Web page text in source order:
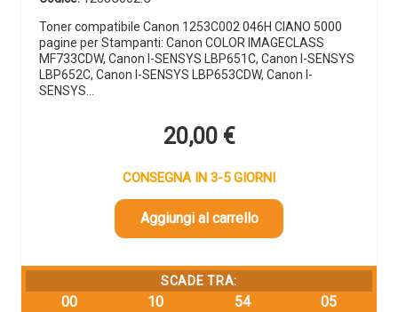
Toner compatibile Canon 1253C002 046H CIANO 5000
pagine per Stampanti: Canon COLOR IMAGECLASS
MF733CDW, Canon I-SENSYS LBP651C, Canon I-SENSYS
LBP652C, Canon I-SENSYS LBP653CDW, Canon I-
SENSYS…
20,00 €
CONSEGNA IN 3-5 GIORNI
Aggiungi al carrello
SCADE TRA:
00 10 54 04